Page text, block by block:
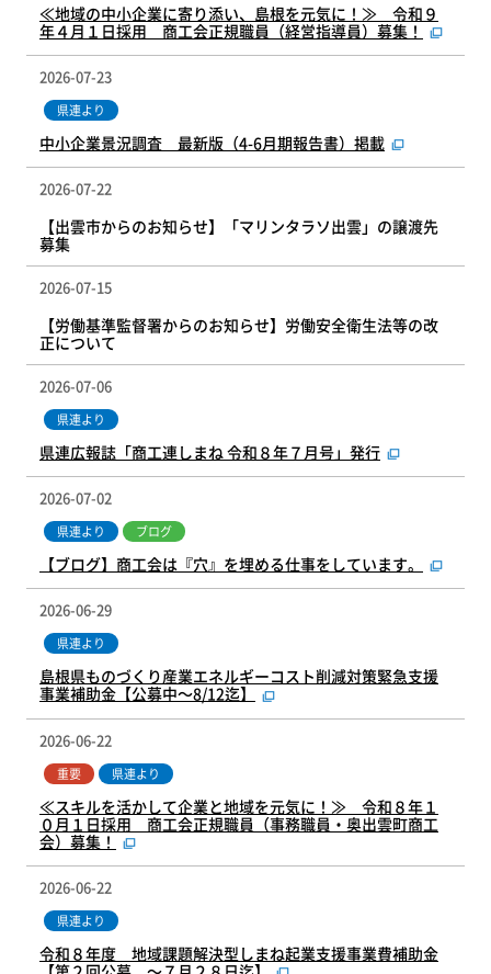
≪地域の中小企業に寄り添い、島根を元気に！≫ 令和９
年４月１日採用 商工会正規職員（経営指導員）募集！
2026-07-23
県連より
中小企業景況調査 最新版（4-6月期報告書）掲載
2026-07-22
【出雲市からのお知らせ】「マリンタラソ出雲」の譲渡先
募集
2026-07-15
【労働基準監督署からのお知らせ】労働安全衛生法等の改
正について
2026-07-06
県連より
県連広報誌「商工連しまね 令和８年７月号」発行
2026-07-02
県連より ブログ
【ブログ】商工会は『穴』を埋める仕事をしています。
2026-06-29
県連より
島根県ものづくり産業エネルギーコスト削減対策緊急支援
事業補助金【公募中～8/12迄】
2026-06-22
重要 県連より
≪スキルを活かして企業と地域を元気に！≫ 令和８年１
０月１日採用 商工会正規職員（事務職員・奥出雲町商工
会）募集！
2026-06-22
県連より
令和８年度 地域課題解決型しまね起業支援事業費補助金